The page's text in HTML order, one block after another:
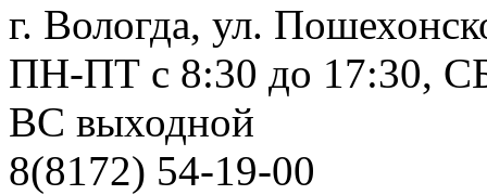
г. Вологда, ул.
ПН-ПТ c 8:30 до 17:30,
ВС выходной
8(8172) 54-19-00